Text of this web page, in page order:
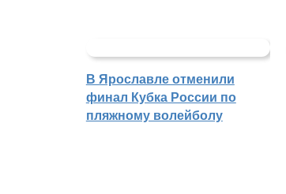
В Ярославле отменили
финал Кубка России по
пляжному волейболу